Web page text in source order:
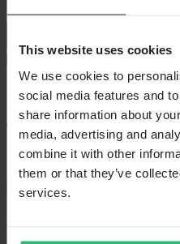
This website uses cookies
We use cookies to
social media features and
share information about
media, advertising and
combine it with other
them or that they’ve
services.
Bezorging: 5–9 werkdagen
60 dagen retourrecht
Bekijk retourvoorwaarden